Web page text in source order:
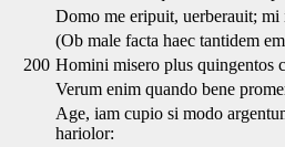
Domo me eripuit, uerberauit;
(Ob male facta haec tantidem
200 Homini misero plus quingentos
Verum enim quando bene
Age, iam cupio si modo
hariolor: